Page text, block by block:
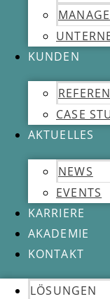
KUNDEN
CASE
AKTUELLES
NEWS
EVENTS
KARRIERE
AKADEMIE
KONTAKT
LÖSUNGEN